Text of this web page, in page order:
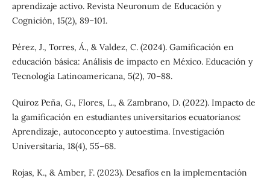
aprendizaje activo. Revista Neuronum de Educación y
Cognición, 15(2), 89–101.
Pérez, J., Torres, Á., & Valdez, C. (2024). Gamificación en
educación básica: Análisis de impacto en México. Educación y
Tecnología Latinoamericana, 5(2), 70–88.
Quiroz Peña, G., Flores, L., & Zambrano, D. (2022). Impacto de
la gamificación en estudiantes universitarios ecuatorianos:
Aprendizaje, autoconcepto y autoestima. Investigación
Universitaria, 18(4), 55–68.
Rojas, K., & Amber, F. (2023). Desafíos en la implementación